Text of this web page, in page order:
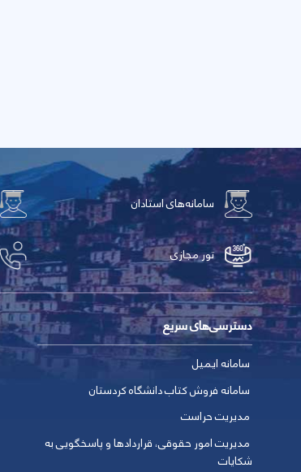
سامانه‌های استادان
تور مجازی
دسترسی‌های سریع
سامانه ایمیل
سامانه فروش کتاب دانشگاه کردستان
مدیریت حراست
مدیریت امور حقوقی، قراردادها و پاسخگویی به
شکایات